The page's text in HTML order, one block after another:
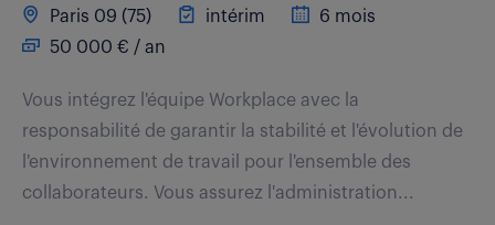
Paris 09 (75) intérim
6 mois
50 000 € / an
Vous intégrez l'équipe Workplace avec la
responsabilité de garantir la stabilité et l'évolution de
l'environnement de travail pour l'ensemble des
collaborateurs. Vous assurez l'administration...